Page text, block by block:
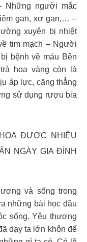
Những người mắc
gan, xơ gan,… –
xuyên bị nhiệt
tim mạch – Người
bệnh về máu Bên
hoa vàng còn là
áp lực, căng thẳng
sử dụng rượu bia
ĐƯỢC NHIỀU
NGÀY GIA ĐÌNH
và sống trong
những bài học đầu
sống. Yêu thương
dạy ta lớn khôn để